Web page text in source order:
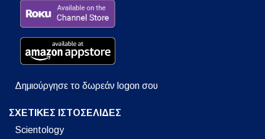
Δημιούργησε το δωρεάν logon σου
ΣΧΕΤΙΚΕΣ ΙΣΤΟΣΕΛΙΔΕΣ
Scientology